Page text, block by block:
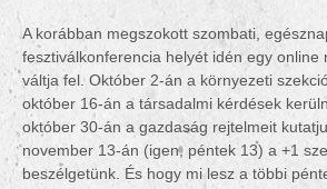
A korábban megszokott szombati,
fesztiválkonferencia helyét idén egy online
váltja fel. Október 2-án a környezeti
október 16-án a társadalmi kérdések
október 30-án a gazdaság rejtelmeit
november 13-án (igen, péntek 13) a +1
beszélgetünk. És hogy mi lesz a többi